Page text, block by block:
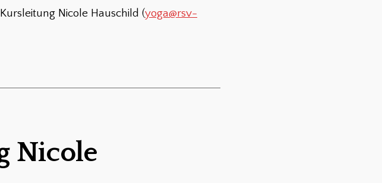
Nicole Hauschild (yoga@rsv-
Nicole